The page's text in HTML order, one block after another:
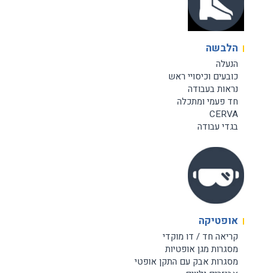
הלבשה
הנעלה
כובעים וכיסויי ראש
נראות בעבודה
חד פעמי ומתכלה
CERVA
בגדי עבודה
אופטיקה
קריאה חד / דו מוקדי
מסגרות מגן אופטיות
מסגרות אבק עם התקן אופטי